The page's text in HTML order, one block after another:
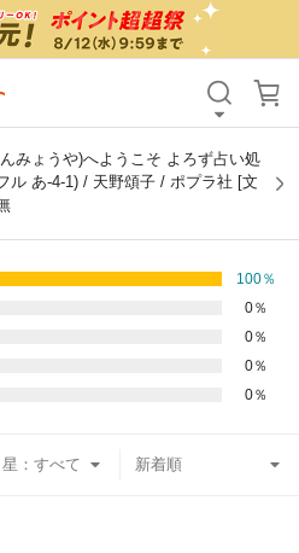
んみょうや)へようこそ よろず占い処
ル あ-4-1) / 天野頌子 / ポプラ社 [文
100％
0％
0％
0％
0％
星：
すべて
すべて